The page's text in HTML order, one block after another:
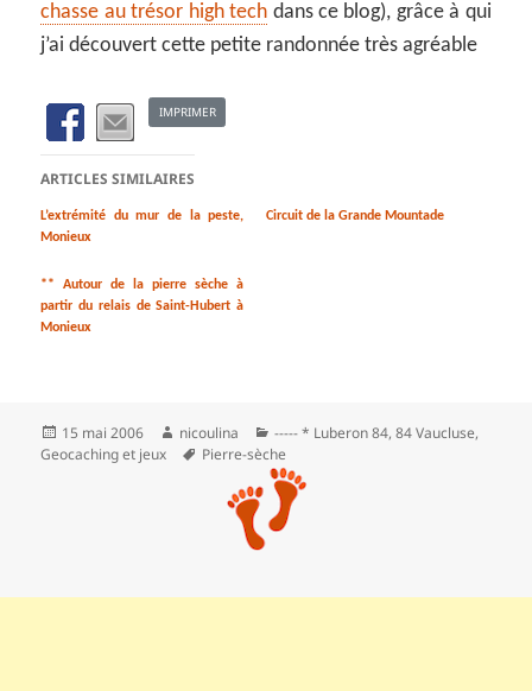
chasse au trésor high tech dans ce blog), grâce à qui
j’ai découvert cette petite randonnée très agréable
IMPRIMER
ARTICLES SIMILAIRES
L’extrémité du mur de la peste,
Monieux
Circuit de la Grande Mountade
** Autour de la pierre sèche à
partir du relais de Saint-Hubert à
Monieux
Publié
le
15 mai 2006 Auteur
nicoulina Catégories
----- * Luberon 84,84 Vaucluse,
Geocaching et jeux
Mots-
clés
Pierre-sèche